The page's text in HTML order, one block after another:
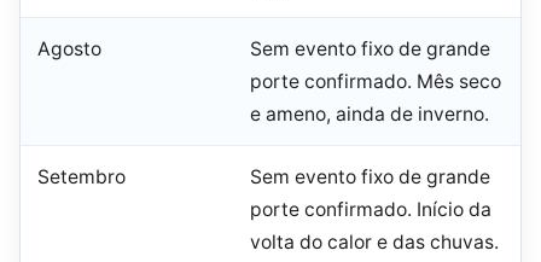
Agosto
Sem evento fixo de grande
porte confirmado. Mês seco
e ameno, ainda de inverno.
Setembro
Sem evento fixo de grande
porte confirmado. Início da
volta do calor e das chuvas.